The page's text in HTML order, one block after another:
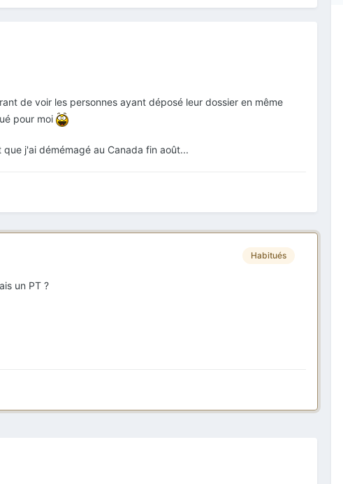
de voir les personnes ayant déposé leur dossier en même
pour moi
j'ai démémagé au Canada fin août...
Habitués
un PT ?